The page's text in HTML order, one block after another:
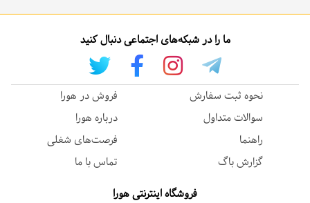
ما را در شبکه‌های اجتماعی دنبال کنید
نحوه ثبت سفارش
سوالات متداول
راهنما
گزارش باگ
فروش در هورا
درباره هورا
فرصت‌های شغلی
تماس با ما
فروشگاه اینترنتی هورا